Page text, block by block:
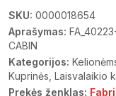
SKU: 0000018654
Aprašymas:
CABIN
Kategorijos:
Kuprinės Laisvalaikio
Prekės ženklas: